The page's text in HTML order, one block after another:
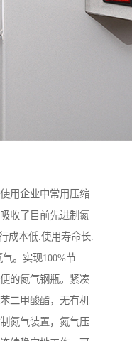
用企业中常用压缩
收了目前先进制氮
成本低.使用寿命长.
。实现100%节
的氮气钢瓶。紧凑
二甲酸酯，无有机
氮气装置，氮气压